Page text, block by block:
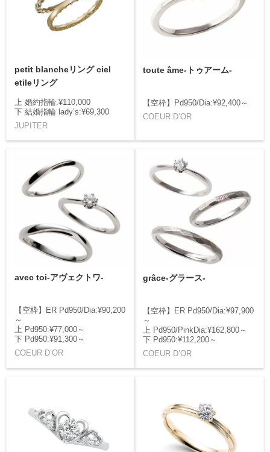
petit blancheリング ciel
etileリング
上 婚約指輪:¥110,000
下 結婚指輪 lady’s:¥69,300
JUPITER
toute âme-トゥアーム-
【空枠】Pd950/Dia:¥92,400～
COEUR D’OR
avec toi-アヴェクトワ-
【空枠】ER Pd950/Dia:¥90,200
～
上 Pd950:¥77,000～
下 Pd950:¥91,300～
COEUR D’OR
grâce-グラース-
【空枠】ER Pd950/Dia:¥97,900
～
上 Pd950/PinkDia:¥162,800～
下 Pd950:¥112,200～
COEUR D’OR